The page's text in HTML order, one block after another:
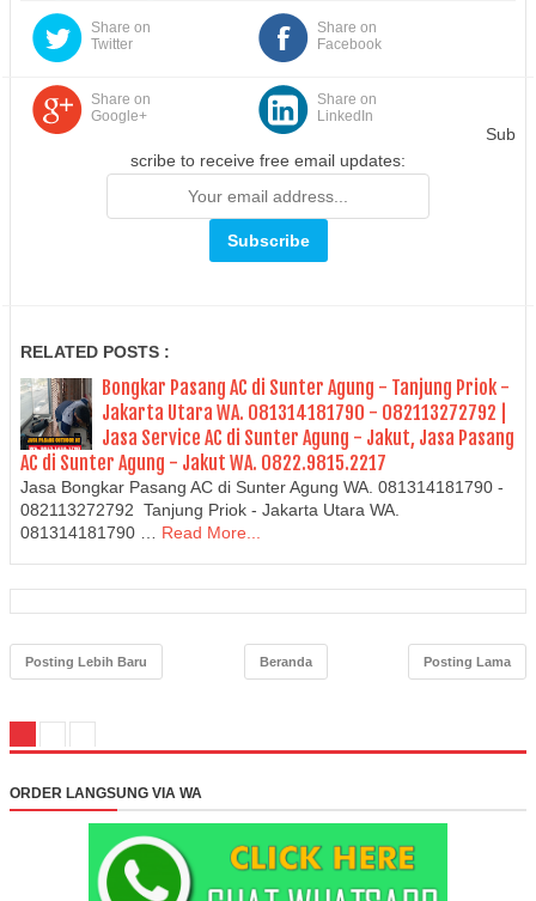
Share on
Facebook
Share on
Twitter
Share on
Google+
Share on
LinkedIn
Sub
scribe to receive free email updates:
RELATED POSTS :
Bongkar Pasang AC di Sunter Agung - Tanjung Priok -
Jakarta Utara WA. 081314181790 - 082113272792 |
Jasa Service AC di Sunter Agung - Jakut, Jasa Pasang
AC di Sunter Agung - Jakut WA. 0822.9815.2217
Jasa Bongkar Pasang AC di Sunter Agung WA. 081314181790 -
082113272792 Tanjung Priok - Jakarta Utara WA.
081314181790 …
Read More...
Posting Lebih Baru Posting Lama
Beranda
ORDER LANGSUNG VIA WA